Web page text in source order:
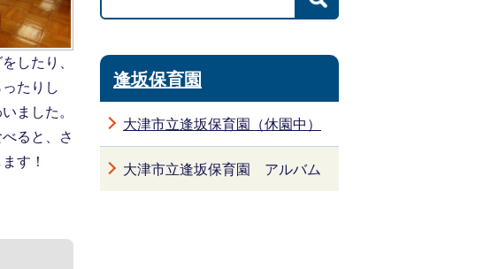
したり、
たりし
ました。
ると、さ
す！
逢坂保育園
大津市立逢坂保育園（休園中）
大津市立逢坂保育園 アルバム